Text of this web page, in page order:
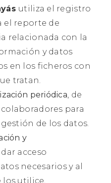
utiliza el registro
el reporte de
relacionada con la
y datos
en los ficheros con
tratan.
periódica, de
para
de los datos.
y
acceso
necesarios y al
utilice.